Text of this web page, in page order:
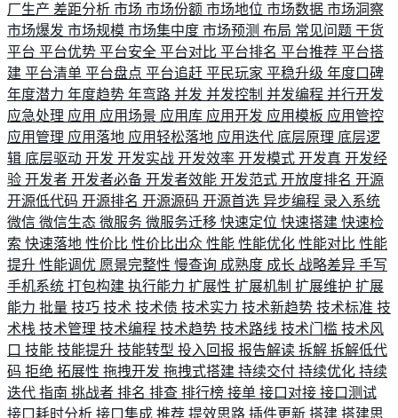
厂生产 差距分析 市场 市场份额 市场地位 市场数据 市场洞察
市场爆发 市场规模 市场集中度 市场预测 布局 常见问题 干货
平台 平台优势 平台安全 平台对比 平台排名 平台推荐 平台搭
建 平台清单 平台盘点 平台追赶 平民玩家 平稳升级 年度口碑
年度潜力 年度趋势 年弯路 并发 并发控制 并发编程 并行开发
应急处理 应用 应用场景 应用库 应用开发 应用模板 应用管控
应用管理 应用落地 应用轻松落地 应用迭代 底层原理 底层逻
辑 底层驱动 开发 开发实战 开发效率 开发模式 开发真 开发经
验 开发者 开发者必备 开发者效能 开发范式 开放度排名 开源
开源低代码 开源排名 开源源码 开源首选 异步编程 录入系统
微信 微信生态 微服务 微服务迁移 快速定位 快速搭建 快速检
索 快速落地 性价比 性价比出众 性能 性能优化 性能对比 性能
提升 性能调优 愿景完整性 慢查询 成熟度 成长 战略差异 手写
手机系统 打包构建 执行能力 扩展性 扩展机制 扩展维护 扩展
能力 批量 技巧 技术 技术债 技术实力 技术新趋势 技术标准 技
术栈 技术管理 技术编程 技术趋势 技术路线 技术门槛 技术风
口 技能 技能提升 技能转型 投入回报 报告解读 拆解 拆解低代
码 拒绝 拓展性 拖拽开发 拖拽式搭建 持续交付 持续优化 持续
迭代 指南 挑战者 排名 排查 排行榜 接单 接口对接 接口测试
接口耗时分析 接口集成 推荐 提效思路 插件更新 搭建 搭建思